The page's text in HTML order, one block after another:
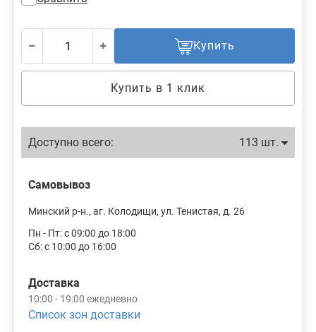
Купить
Купить в 1 клик
Доступно всего: 113 шт.
Самовывоз
Минский р-н., аг. Колодищи, ул. Тенистая, д. 26
Пн - Пт: с 09:00 до 18:00
Сб: с 10:00 до 16:00
Доставка
10:00 - 19:00 ежедневно
Список зон доставки